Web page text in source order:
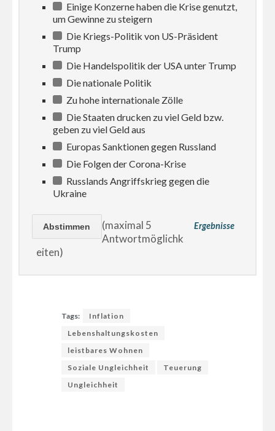
Einige Konzerne haben die Krise genutzt,
um Gewinne zu steigern
Die Kriegs-Politik von US-Präsident
Trump
Die Handelspolitik der USA unter Trump
Die nationale Politik
Zu hohe internationale Zölle
Die Staaten drucken zu viel Geld bzw.
geben zu viel Geld aus
Europas Sanktionen gegen Russland
Die Folgen der Corona-Krise
Russlands Angriffskrieg gegen die
Ukraine
Ergebnisse
(maximal 5
Antwortmöglichk
eiten)
Tags:
Inflation
Lebenshaltungskosten
leistbares Wohnen
Soziale Ungleichheit
Teuerung
Ungleichheit